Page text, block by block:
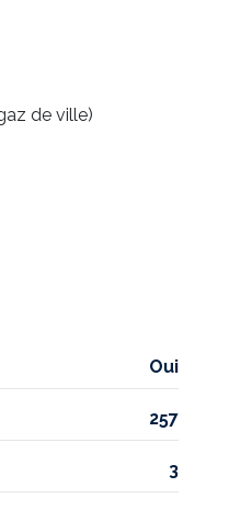
de ville)
Oui
257
3